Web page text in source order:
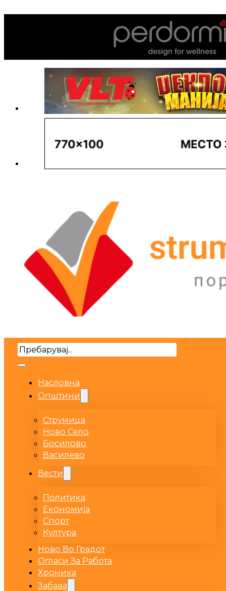
Search
Насловна
Општини
Струмица
Ново Село
Босилово
Василево
Вести
Политика
Економија
Спорт
Култура
Ново Во Градот
Огласи За Работа
Хроника
Забава